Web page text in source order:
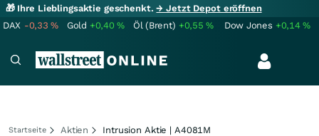
🎁 Ihre Lieblingsaktie geschenkt.→ Jetzt Depot eröffnen
DAX -0,33% Gold +0,40% Öl (Brent) +0,55% Dow Jones +0,14%
Startseite Aktien Intrusion Aktie | A4081M